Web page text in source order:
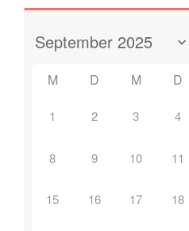
M D M D
1 2 3 4
8 9 10 11
15 16 17 18